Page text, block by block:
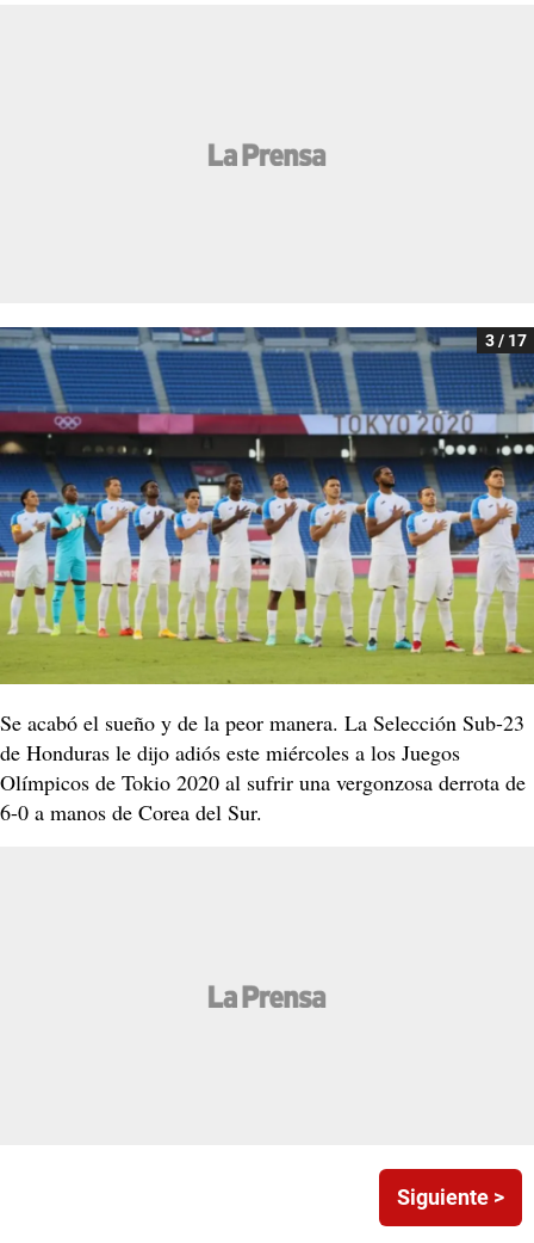
3 / 17
Se acabó el sueño y de la peor manera. La Selección Sub-23
de Honduras le dijo adiós este miércoles a los Juegos
Olímpicos de Tokio 2020 al sufrir una vergonzosa derrota de
6-0 a manos de Corea del Sur.
Siguiente >